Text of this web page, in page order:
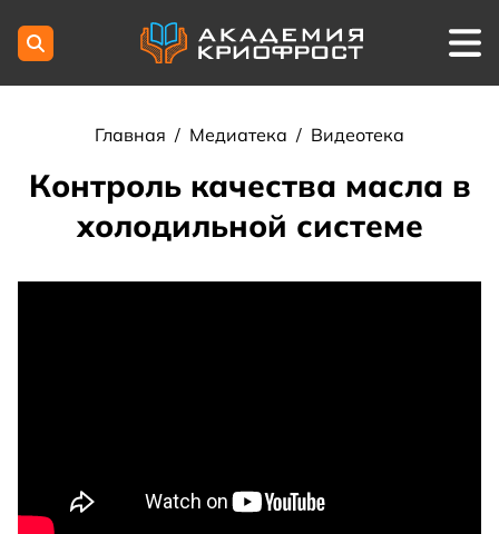
Главная / Медиатека / Видеотека
Контроль качества масла в
холодильной системе